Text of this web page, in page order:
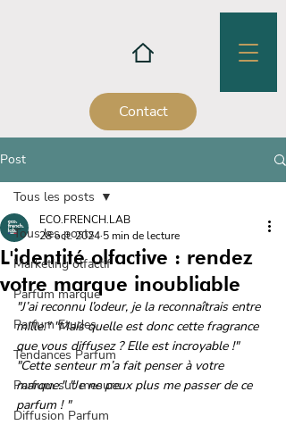
Contact
Post
Tous les posts
Marketing olfactif
Parfum marque
Parfum Etudes
Tendances Parfum
Parfum sur mesure
Diffusion Parfum
Tous les posts
L'identité olfactive : rendez
votre marque inoubliable
ECO.FRENCH.LAB
28 oct. 2024 5 min de lecture
"J’ai reconnu l’odeur, je la reconnaîtrais entre
mille." "Mais quelle est donc cette fragrance
que vous diffusez ? Elle est incroyable !"
"Cette senteur m’a fait penser à votre
marque." "Je ne peux plus me passer de ce
parfum ! "